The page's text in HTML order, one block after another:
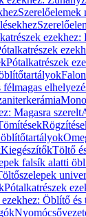
Szerelőelemek
Pótalkatrészek
Magasra szerelt
KiegészítőkTöltő
falsík alatti
Pótalkatrészek
Öblítő és